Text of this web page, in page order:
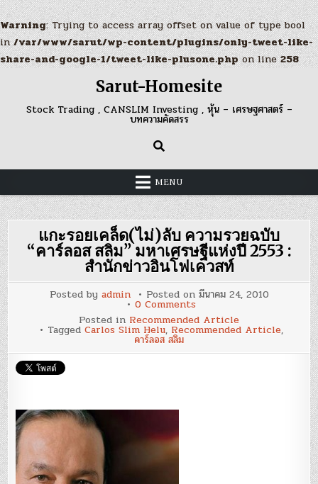
Warning: Trying to access array offset on value of type bool
in/var/www/sarut/wp-content/plugins/only-tweet-like-
share-and-google-1/tweet-like-plusone.phpon line258
content
Sarut-Homesite
Stock Trading , CANSLIM Investing , หุ้น – เศรษฐศาสตร์ –
บทความคัดสรร
MENU
แกะรอยเคล็ด(ไม่)ลับ ความรวยฉบับ
“คาร์ลอส สลิม” มหาเศรษฐีแห่งปี 2553 :
สำนักข่าวอินโฟเควสท์
Posted by admin Posted on มีนาคม 24, 2010
0 Commentson
แกะรอย
เคล็ด(ไม่)ลับ
ความ
ฉบับ
Posted in Recommended Article
Tagged Carlos Slim Helu, Recommended Article,
คาร์ลอส สลิม